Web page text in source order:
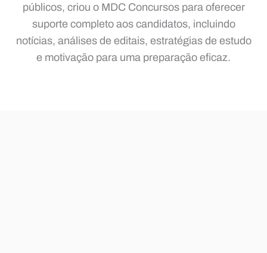
públicos, criou o MDC Concursos para oferecer
suporte completo aos candidatos, incluindo
notícias, análises de editais, estratégias de estudo
e motivação para uma preparação eficaz.